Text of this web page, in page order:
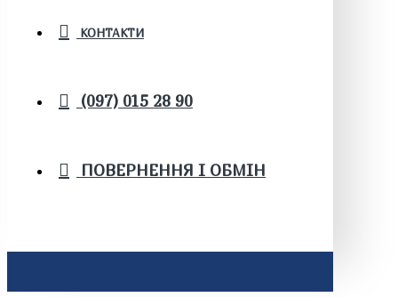
КОНТАКТИ
(097) 015 28 90
ПОВЕРНЕННЯ І ОБМІН